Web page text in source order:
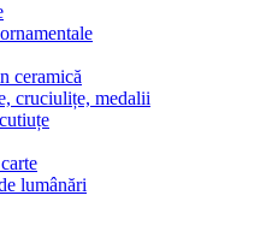
ceramică
cruciulițe, medalii
lumânări